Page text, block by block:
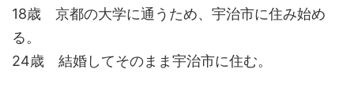
18歳 京都の大学に通うため、宇治市に住み始め
る。
24歳 結婚してそのまま宇治市に住む。